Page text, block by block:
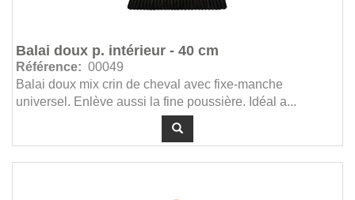
Balai doux p. intérieur - 40 cm
Référence: 00049
Balai doux mix crin de cheval avec fixe-manche
universel. Enlève aussi la fine poussière. Idéal a...